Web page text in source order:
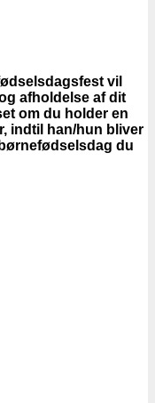
vil
afholdelse af dit
om du holder en
indtil han/hun bliver
du